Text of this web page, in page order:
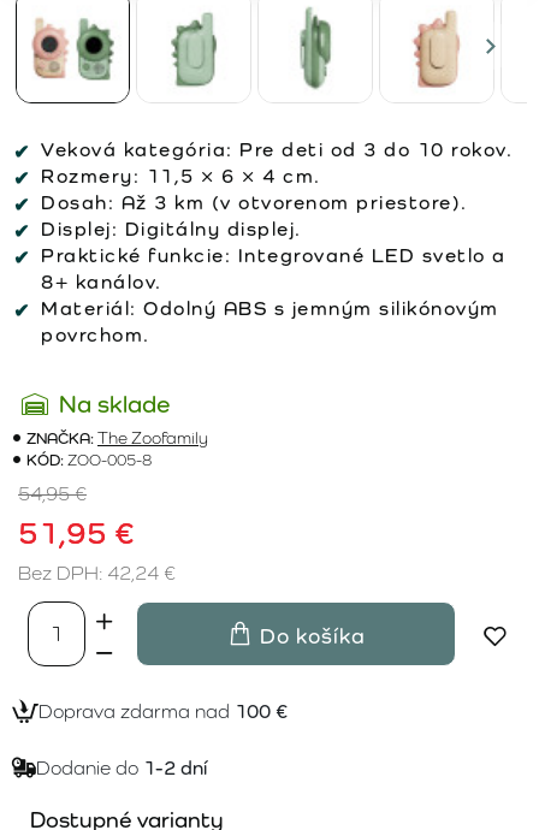
Veková kategória: Pre deti od 3 do 10 rokov.
Rozmery: 11,5 × 6 × 4 cm.
Dosah: Až 3 km (v otvorenom priestore).
Displej: Digitálny displej.
Praktické funkcie: Integrované LED svetlo a
8+ kanálov.
Materiál: Odolný ABS s jemným silikónovým
povrchom.
Na sklade
ZNAČKA:The Zoofamily
KÓD:ZOO-005-8
51,95 €
54,95 €
Bez DPH: 42,24 €
Do košíka
Doprava zdarma nad 100 €
Dodanie do 1-2 dní
Dostupné varianty